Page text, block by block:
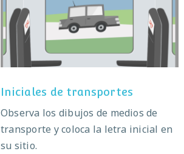
Iniciales de transportes
Iniciales de transportes
Observa los dibujos de medios de
transporte y coloca la letra inicial en
su sitio.